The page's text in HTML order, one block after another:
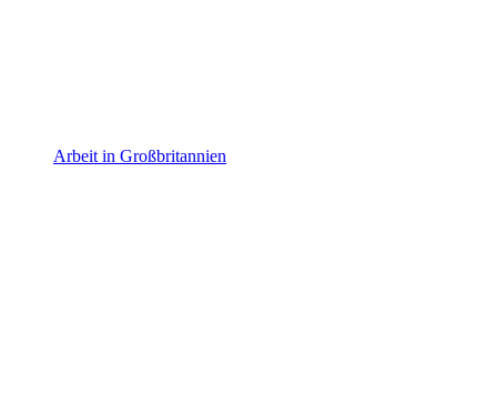
Arbeit in Großbritannien